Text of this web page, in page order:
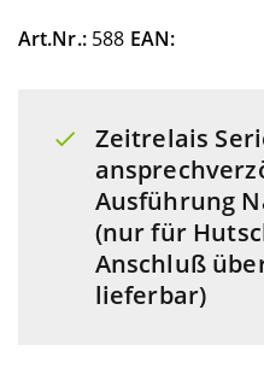
Art.Nr.: 588 EAN:
Zeitrelais
Ausführung
(nur für
Anschluß
lieferbar)